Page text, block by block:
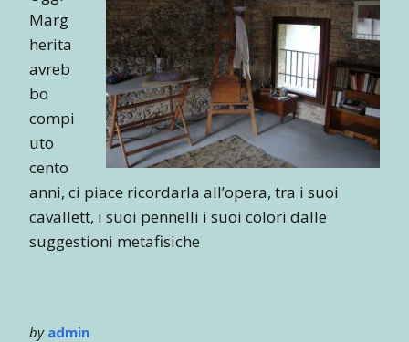
Marg
herita
avreb
bo
compi
uto
cento
anni, ci piace ricordarla all’opera, tra i suoi
cavallett, i suoi pennelli i suoi colori dalle
suggestioni metafisiche
by admin